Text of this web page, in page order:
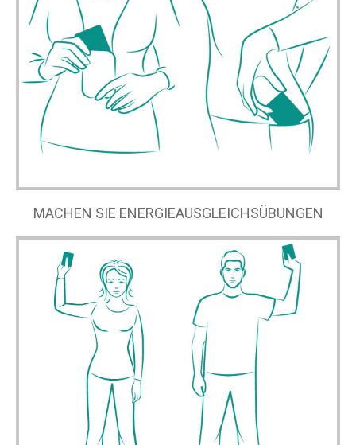
MACHEN SIE ENERGIEAUSGLEICHSÜBUNGEN